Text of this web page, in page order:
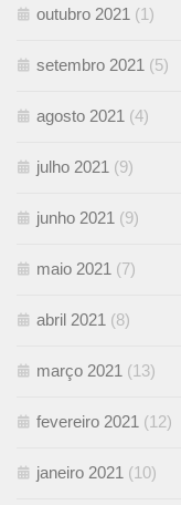
outubro 2021 (1)
setembro 2021 (5)
agosto 2021 (4)
julho 2021 (9)
junho 2021 (9)
maio 2021 (7)
abril 2021 (8)
março 2021 (13)
fevereiro 2021 (12)
janeiro 2021 (10)